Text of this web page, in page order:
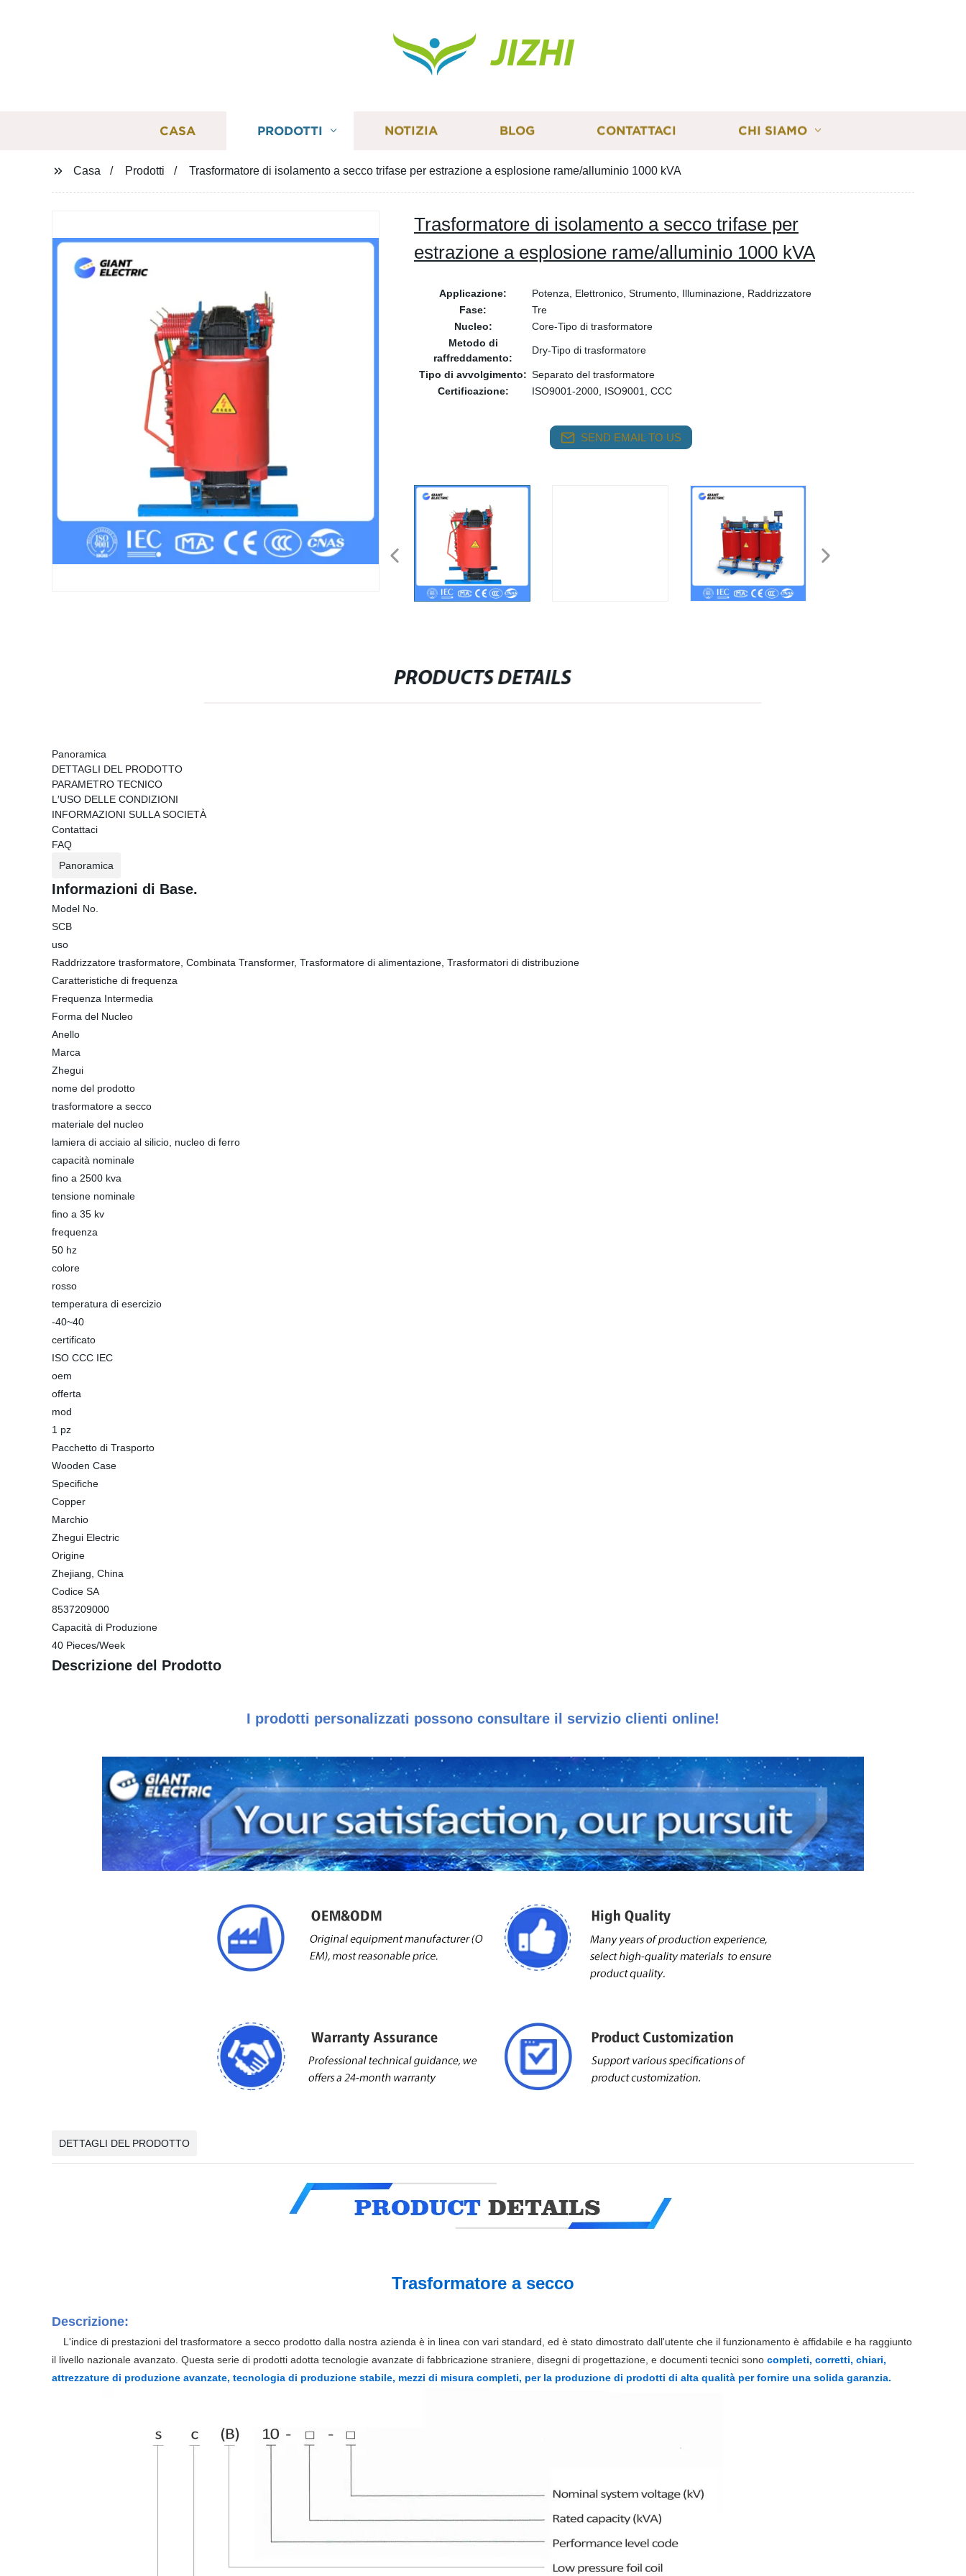
JIZHI
CASA PRODOTTI NOTIZIA BLOG CONTATTACI CHI SIAMO
Casa Prodotti Trasformatore di isolamento a secco trifase per estrazione a esplosione rame/alluminio 1000 kVA
Trasformatore di isolamento a secco trifase per
estrazione a esplosione rame/alluminio 1000 kVA
Applicazione:
Potenza, Elettronico, Strumento, Illuminazione, Raddrizzatore
Fase:
Tre
Nucleo:
Core-Tipo di trasformatore
Metodo di
raffreddamento:
Dry-Tipo di trasformatore
Tipo di avvolgimento: Separato del trasformatore
Certificazione:
ISO9001-2000, ISO9001, CCC
SEND EMAIL TO US
PRODUCTS DETAILS
Panoramica
DETTAGLI DEL PRODOTTO
PARAMETRO TECNICO
L′USO DELLE CONDIZIONI
INFORMAZIONI SULLA SOCIETÀ
Contattaci
FAQ
Panoramica
Informazioni di Base.
Model No.
SCB
uso
Raddrizzatore trasformatore, Combinata Transformer, Trasformatore di alimentazione, Trasformatori di distribuzione
Caratteristiche di frequenza
Frequenza Intermedia
Forma del Nucleo
Anello
Marca
Zhegui
nome del prodotto
trasformatore a secco
materiale del nucleo
lamiera di acciaio al silicio, nucleo di ferro
capacità nominale
fino a 2500 kva
tensione nominale
fino a 35 kv
frequenza
50 hz
colore
rosso
temperatura di esercizio
-40~40
certificato
ISO CCC IEC
oem
offerta
mod
1 pz
Pacchetto di Trasporto
Wooden Case
Specifiche
Copper
Marchio
Zhegui Electric
Origine
Zhejiang, China
Codice SA
8537209000
Capacità di Produzione
40 Pieces/Week
Descrizione del Prodotto
I prodotti personalizzati possono consultare il servizio clienti online!
DETTAGLI DEL PRODOTTO
Trasformatore a secco
Descrizione:
L'indice di prestazioni del trasformatore a secco prodotto dalla nostra azienda è in linea con vari standard, ed è stato dimostrato dall'utente che il funzionamento è affidabile e ha raggiunto
il livello nazionale avanzato. Questa serie di prodotti adotta tecnologie avanzate di fabbricazione straniere, disegni di progettazione, e documenti tecnici sono completi, corretti, chiari,
attrezzature di produzione avanzate, tecnologia di produzione stabile, mezzi di misura completi, per la produzione di prodotti di alta qualità per fornire una solida garanzia.